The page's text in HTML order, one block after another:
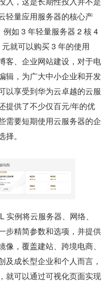
轻量应用服务器的核心产
如 3 年轻量服务器 2 核 4
就可以购买 3 年的使用
客、企业网站建设，对于电
辑，为广大中小企业和开发
以享受到华为云卓越的云服
提供了不少仅百元/年的优
需要短期使用云服务器的企
。
例将云服务器、网络、
步精简参数和选项，并提供
，覆盖建站、跨境电商、
成长型企业和个人而言，
就可以通过可视化页面实现